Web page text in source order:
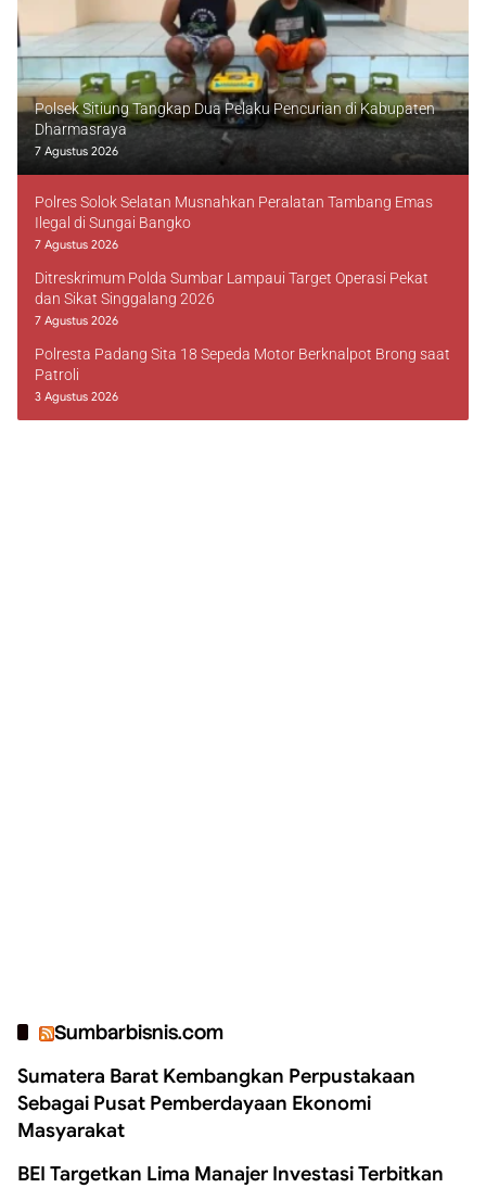
Polsek Sitiung Tangkap Dua Pelaku Pencurian di Kabupaten
Dharmasraya
7 Agustus 2026
Polres Solok Selatan Musnahkan Peralatan Tambang Emas
Ilegal di Sungai Bangko
7 Agustus 2026
Ditreskrimum Polda Sumbar Lampaui Target Operasi Pekat
dan Sikat Singgalang 2026
7 Agustus 2026
Polresta Padang Sita 18 Sepeda Motor Berknalpot Brong saat
Patroli
3 Agustus 2026
Sumbarbisnis.com
Sumatera Barat Kembangkan Perpustakaan
Sebagai Pusat Pemberdayaan Ekonomi
Masyarakat
BEI Targetkan Lima Manajer Investasi Terbitkan